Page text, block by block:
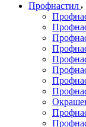
Профнастил